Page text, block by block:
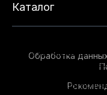
Каталог
Обработка
опыта на нашем
данный сайт, вы
технологий. Для